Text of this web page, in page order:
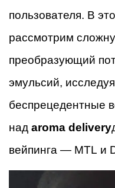
пользователя. В
рассмотрим
преобразующий
эмульсий,
беспрецедентные
над aroma delivery
вейпинга — MTL и